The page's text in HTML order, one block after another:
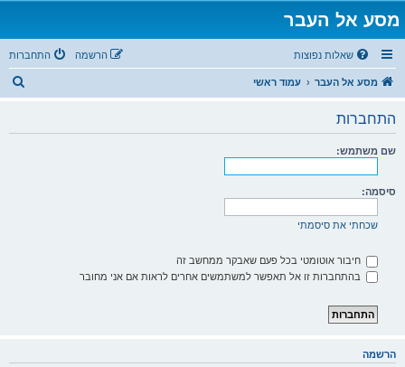
מסע אל העבר
שאלות נפוצות התחברות הרשמה
מסע אל העבר עמוד ראשי
התחברות
שם משתמש:
סיסמה:
שכחתי את סיסמתי
חיבור אוטומטי בכל פעם שאבקר ממחשב זה
בהתחברות זו אל תאפשר למשתמשים אחרים לראות אם אני מחובר
הרשמה